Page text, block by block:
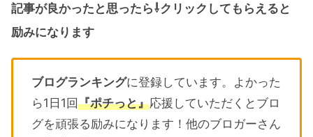
記事が良かったと思ったら⇩クリックしてもらえると
励みになります
ブログランキングに登録しています。よかった
ら1日1回『ポチっと』応援していただくとブロ
グを頑張る励みになります！他のブロガーさん